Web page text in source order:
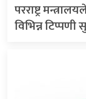
परराष्ट्र
विभिन्न टिप्पणी